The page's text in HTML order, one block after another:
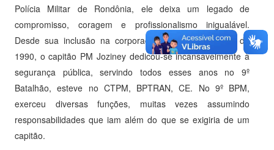
Polícia Militar de Rondônia, ele deixa um legado de
compromisso, coragem e profissionalismo inigualável.
Desde sua inclusão na corporação em 26 de março de
1990, o capitão PM Joziney dedicou-se incansavelmente à
segurança pública, servindo todos esses anos no 9º
Batalhão, esteve no CTPM, BPTRAN, CE. No 9º BPM,
exerceu diversas funções, muitas vezes assumindo
responsabilidades que iam além do que se exigiria de um
capitão.